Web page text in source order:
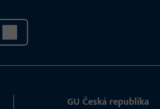
GU Česká republika